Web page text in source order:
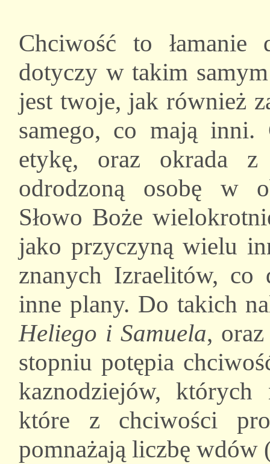
Chciwość to łamanie
dotyczy w takim
jest twoje, jak również
samego, co mają inni.
etykę, oraz okrada z
odrodzoną osobę w
Słowo Boże
jako przyczyną wielu
znanych Izraelitów, co
inne plany. Do takich
Heliego i Samuela,
stopniu potępia
kaznodziejów,
które z chciwości
pomnażają liczbę wdów